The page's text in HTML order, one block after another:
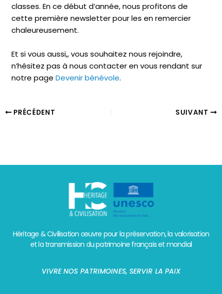
classes. En ce début d’année, nous profitons de
cette première newsletter pour les en remercier
chaleureusement.
Et si vous aussi,, vous souhaitez nous rejoindre,
n’hésitez pas à nous contacter en vous rendant sur
notre pageDevenir bénévole.
PRÉCÉDENT SUIVANT
Héritage & Civilisation œuvre pour la préservation, la valorisation
et la transmission du patrimoine français et mondial
VIVRE NOS PATRIMOINES, SERVIR LA PAIX